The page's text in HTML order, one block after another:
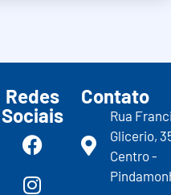
Redes
Sociais
Contato
Rua
Glicerio,
Centro -